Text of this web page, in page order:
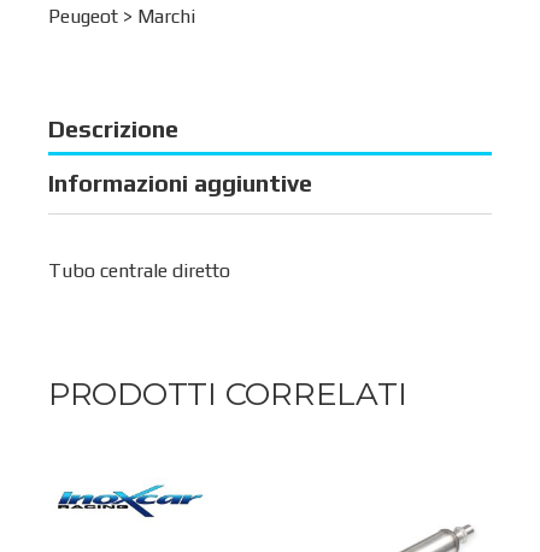
Peugeot > Marchi
Descrizione
Informazioni aggiuntive
Tubo centrale diretto
PRODOTTI CORRELATI